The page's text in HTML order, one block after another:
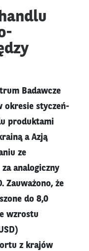
Badawcze
okresie styczeń-
produktami
a Azją
ze
analogiczny
Zauważono, że
do 8,0
wzrostu
z krajów